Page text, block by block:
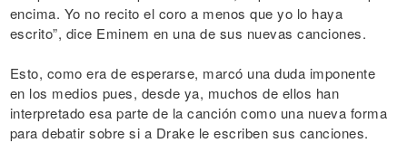
encima. Yo no recito el coro a menos que yo lo haya
escrito”, dice Eminem en una de sus nuevas canciones.
Esto, como era de esperarse, marcó una duda imponente
en los medios pues, desde ya, muchos de ellos han
interpretado esa parte de la canción como una nueva forma
para debatir sobre si a Drake le escriben sus canciones.